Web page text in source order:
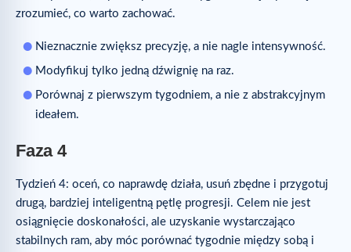
zrozumieć, co warto zachować.
Nieznacznie zwiększ precyzję, a nie nagle intensywność.
Modyfikuj tylko jedną dźwignię na raz.
Porównaj z pierwszym tygodniem, a nie z abstrakcyjnym
ideałem.
Faza 4
Tydzień 4: oceń, co naprawdę działa, usuń zbędne i przygotuj
drugą, bardziej inteligentną pętlę progresji. Celem nie jest
osiągnięcie doskonałości, ale uzyskanie wystarczająco
stabilnych ram, aby móc porównać tygodnie między sobą i